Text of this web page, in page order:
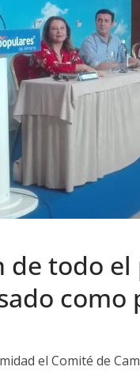
todo
el Comité de